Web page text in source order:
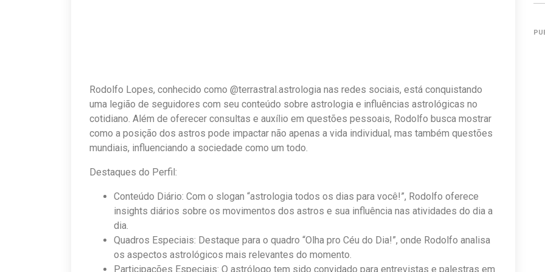
Rodolfo Lopes, conhecido como @terrastral.astrologia nas redes sociais, está conquistando
uma legião de seguidores com seu conteúdo sobre astrologia e influências astrológicas no
cotidiano. Além de oferecer consultas e auxílio em questões pessoais, Rodolfo busca mostrar
como a posição dos astros pode impactar não apenas a vida individual, mas também questões
mundiais, influenciando a sociedade como um todo.
Destaques do Perfil:
Conteúdo Diário: Com o slogan “astrologia todos os dias para você!”, Rodolfo oferece
insights diários sobre os movimentos dos astros e sua influência nas atividades do dia a
dia.
Quadros Especiais: Destaque para o quadro “Olha pro Céu do Dia!”, onde Rodolfo analisa
os aspectos astrológicos mais relevantes do momento.
Participações Especiais: O astrólogo tem sido convidado para entrevistas e palestras em